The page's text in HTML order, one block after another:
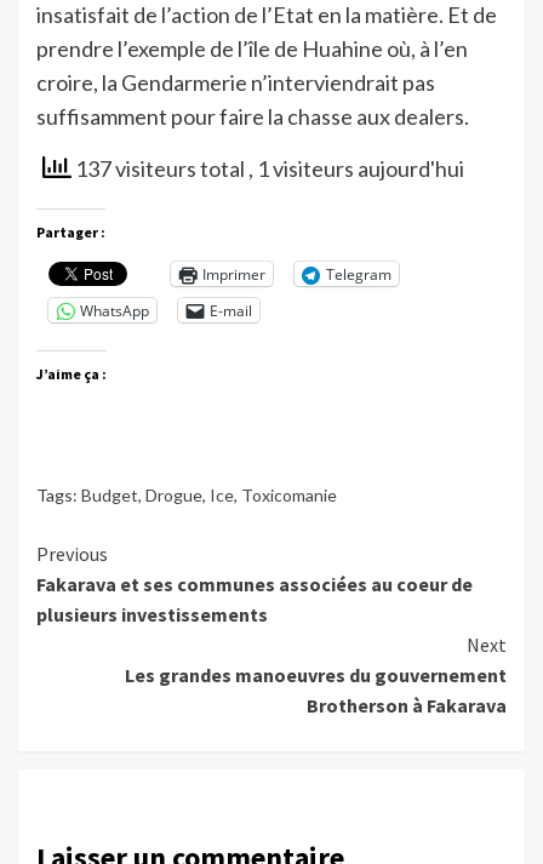
insatisfait de l’action de l’Etat en la matière. Et de
prendre l’exemple de l’île de Huahine où, à l’en
croire, la Gendarmerie n’interviendrait pas
suffisamment pour faire la chasse aux dealers.
137 visiteurs total , 1 visiteurs aujourd'hui
Partager :
Imprimer
Telegram
WhatsApp
E-mail
J’aime ça :
Tags: Budget, Drogue, Ice, Toxicomanie
Continue
Reading
Previous
Fakarava et ses communes associées au coeur de
plusieurs investissements
Next
Les grandes manoeuvres du gouvernement
Brotherson à Fakarava